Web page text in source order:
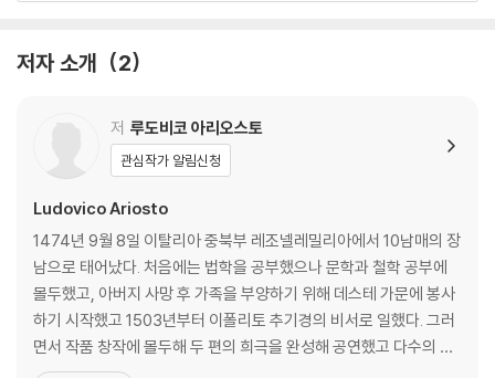
야기의 모태가 될 정도로 현란한 에피소드의 장벽으로 인해 국내에서는 2
저도 오랜 기간 절판 상태에 놓여 있어 작품의 진면목을 감상하고자 하는
독자들의 재판 요청이 쇄도했다.
이에 휴머니스트는 초판 출간 후 10여 년 만에 『광란의 오를란도』 결정판
을 선보인다. 역자가 6개월에 걸쳐 재검토하여 전문을 처음부터 끝까지 손
보고 보강된 해제를 실었으며, ‘근대 일러스트레이션의 아버지’ 귀스타브
도레의 비장미가 돋보이는 삽화 209점을 삽입하였다. 더불어 소장의 용이
성을 고려해 기존의 5권을 2권으로 묶었으며, 작품 내용상 변곡점이 되는
지점에서 분권하여 장대한 서사를 외적으로도 구현하였다. 작품의 이해를
『광란의 오를란도 2』
제24곡~제46곡
옮긴이 해제
저자 아리오스토의 생애 · 연보
《광란의 오를란도》의 무대(지도)
주인공 오를란도 시대의 인물 관계도
저자 아리오스토 시대의 인물 관계도
저자 소개 2
저 루도비코 아리오스토
관심작가 알림신청
Ludovico Ariosto
1474년 9월 8일 이탈리아 중북부 레조넬레밀리아에서 10남매의 장
남으로 태어났다. 처음에는 법학을 공부했으나 문학과 철학 공부에
몰두했고, 아버지 사망 후 가족을 부양하기 위해 데스테 가문에 봉사
하기 시작했고 1503년부터 이폴리토 추기경의 비서로 일했다. 그러
면서 작품 창작에 몰두해 두 편의 희극을 완성해 공연했고 다수의 서
정시들을 남겼으며, 10여 년 넘는 작업 끝에 1516년 『광란의 오를란